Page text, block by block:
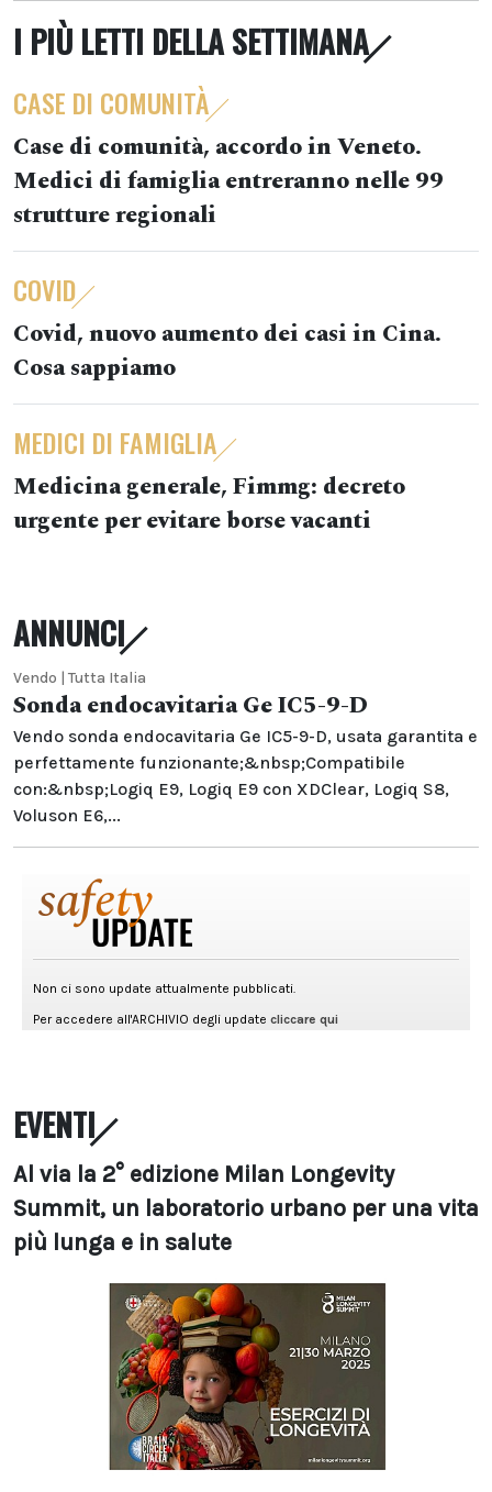
I PIÙ LETTI DELLA SETTIMANA
CASE DI COMUNITÀ
Case di comunità, accordo in Veneto.
Medici di famiglia entreranno nelle 99
strutture regionali
COVID
Covid, nuovo aumento dei casi in Cina.
Cosa sappiamo
MEDICI DI FAMIGLIA
Medicina generale, Fimmg: decreto
urgente per evitare borse vacanti
ANNUNCI
Vendo | Tutta Italia
Sonda endocavitaria Ge IC5-9-D
Vendo sonda endocavitaria Ge IC5-9-D, usata garantita e
perfettamente funzionante;&nbsp;Compatibile
con:&nbsp;Logiq E9, Logiq E9 con XDClear, Logiq S8,
Voluson E6,...
EVENTI
Al via la 2° edizione Milan Longevity
Summit, un laboratorio urbano per una vita
più lunga e in salute